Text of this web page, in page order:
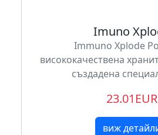
Imuno
Immuno Xplode
висококачествена
създадена
23.01EUR
виж